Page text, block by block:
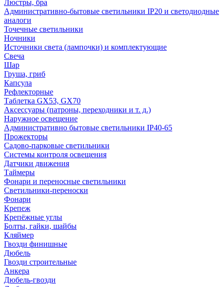
Люстры, бра
Административно-бытовые светильники IP20 и светодиодные
аналоги
Точечные светильники
Ночники
Источники света (лампочки) и комплектующие
Свеча
Шар
Груша, гриб
Капсула
Рефлекторные
Таблетка GX53, GX70
Аксессуары (патроны, переходники и т. д.)
Наружное освещение
Административно бытовые светильники IP40-65
Прожекторы
Садово-парковые светильники
Системы контроля освещения
Датчики движения
Таймеры
Фонари и переносные светильники
Светильники-переноски
Фонари
Крепеж
Крепёжные углы
Болты, гайки, шайбы
Кляймер
Гвозди финишные
Дюбель
Гвозди строительные
Анкера
Дюбель-гвозди